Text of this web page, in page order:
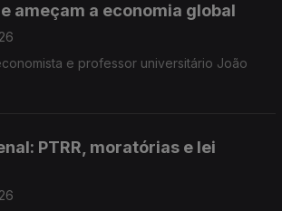
ameçam a economia global
e professor universitário João
PTRR, moratórias e lei